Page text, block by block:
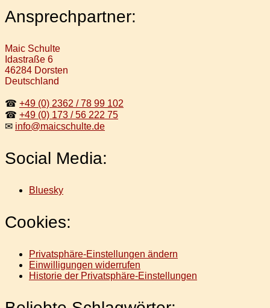
Ansprechpartner:
Maic Schulte
Idastraße 6
46284 Dorsten
Deutschland
☎ +49 (0) 2362 / 78 99 102
☎ +49 (0) 173 / 56 222 75
✉ info@maicschulte.de
Social Media:
Bluesky
Cookies:
Privatsphäre-Einstellungen ändern
Einwilligungen widerrufen
Historie der Privatsphäre-Einstellungen